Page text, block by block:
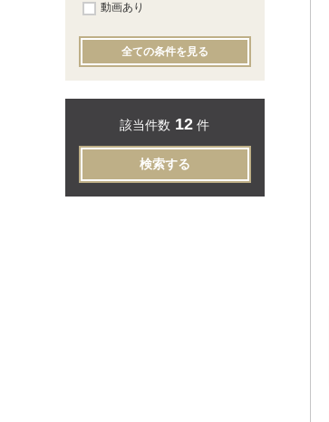
動画あり
全ての条件を見る
該当件数 12 件
検索する